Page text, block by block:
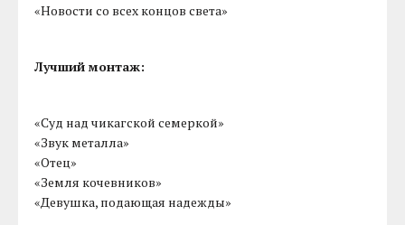
«Новости со всех концов света»
Лучший монтаж:
«Суд над чикагской семеркой»
«Звук металла»
«Отец»
«Земля кочевников»
«Девушка, подающая надежды»